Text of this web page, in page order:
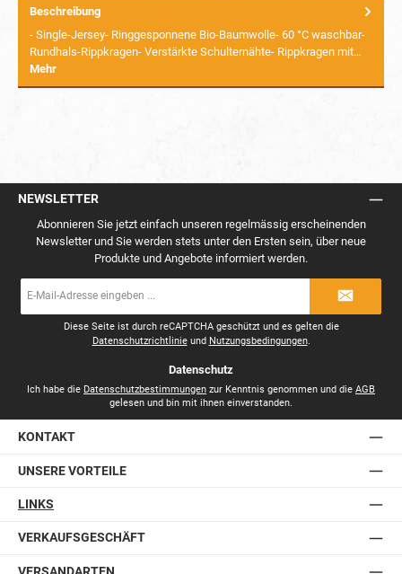
Beschreibung
- Single-Jersey- Ringgesponnene Bio-Baumwolle- 60 °C waschbar-
Rundhals-Rippkragen- Verstärkte Schulternähte- Rippkragen mit…
Mehr
NEWSLETTER
Abonnieren Sie jetzt einfach unseren regelmässig erscheinenden
Newsletter und Sie werden stets unter den Ersten sein, über neue
Produkte und Angebote informiert werden.
Mail-
Diese Seite ist durch reCAPTCHA geschützt und es gelten die
Datenschutzrichtlinieund Nutzungsbedingungen.
Datenschutz
Ich habe die Datenschutzbestimmungen zur Kenntnis genommen und die AGB
gelesen und bin mit ihnen einverstanden.
KONTAKT
UNSERE VORTEILE
LINKS
VERKAUFSGESCHÄFT